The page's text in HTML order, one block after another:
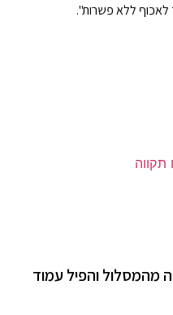
לאכוף ללא פשרות".
מהמסלול והפיל עמוד